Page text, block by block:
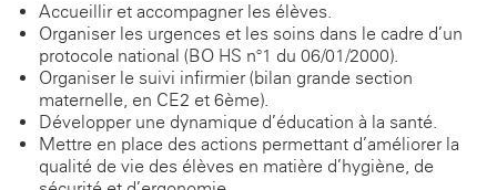
Accueillir et accompagner les élèves.
Organiser les urgences et les soins dans le cadre d’un
protocole national (BO HS n°1 du 06/01/2000).
Organiser le suivi infirmier (bilan grande section
maternelle, en CE2 et 6ème).
Développer une dynamique d’éducation à la santé.
Mettre en place des actions permettant d’améliorer la
qualité de vie des élèves en matière d’hygiène, de